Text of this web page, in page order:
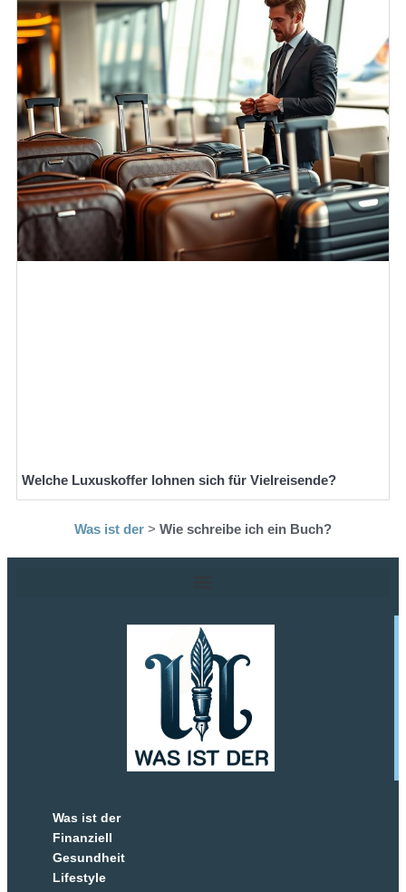
Welche Luxuskoffer lohnen sich für Vielreisende?
Was ist der > Wie schreibe ich ein Buch?
Was ist der
Finanziell
Gesundheit
Lifestyle